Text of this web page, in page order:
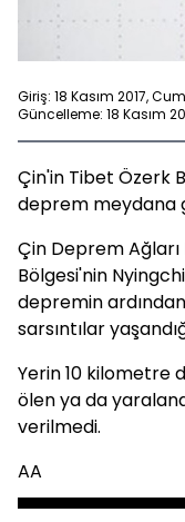
Giriş: 18 Kasım 2017,
Güncelleme: 18 Kasım
Çin'in Tibet Özerk
deprem meydana
Çin Deprem
Bölgesi'nin
depremin
sarsıntılar
Yerin 10 kilometre
ölen ya da
verilmedi.
AA